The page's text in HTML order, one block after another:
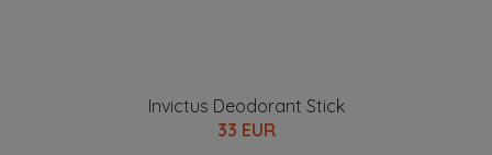
Invictus Deodorant Stick
33 EUR